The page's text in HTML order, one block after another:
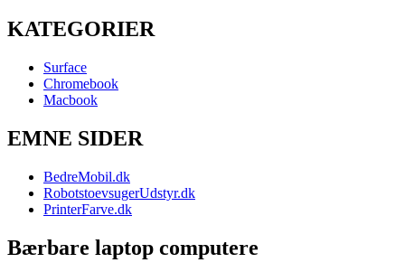
KATEGORIER
Surface
Chromebook
Macbook
EMNE SIDER
BedreMobil.dk
RobotstoevsugerUdstyr.dk
PrinterFarve.dk
Bærbare laptop computere